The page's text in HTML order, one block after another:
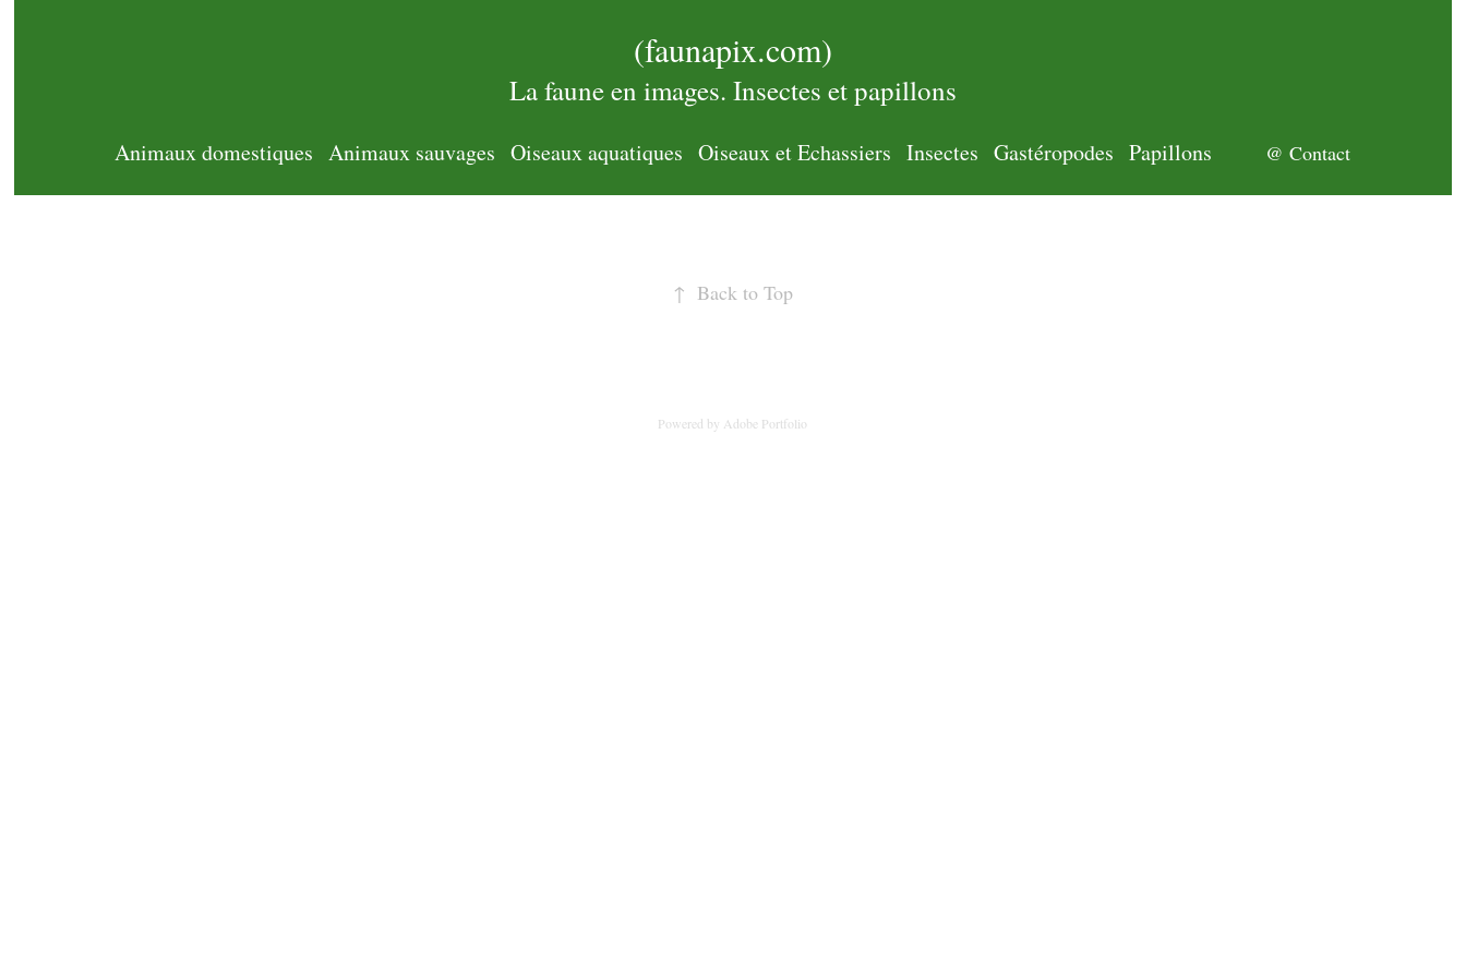
(faunapix.com)
La faune en images. Insectes et papillons
Animaux domestiques Animaux sauvages Oiseaux aquatiques Oiseaux et Echassiers Insectes Gastéropodes Papillons @ Contact
↑ Back to Top
Powered by Adobe Portfolio